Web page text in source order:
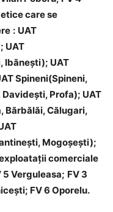
care se
: UAT
UAT
Ibăneşti); UAT
Spineni(Spineni,
Davideşti, Profa); UAT
Bărbălăi, Călugari,
şti, Mogoşeşti);
ţii comerciale
5 Verguleasa; FV 3
şti; FV 6 Oporelu.